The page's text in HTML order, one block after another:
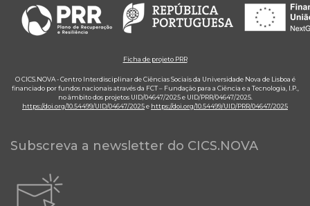
Ficha de projeto PRR
O CICS.NOVA - Centro Interdisciplinar de Ciências Sociais da Universidade Nova de Lisboa é
financiado por fundos nacionais através da FCT – Fundação para a Ciência e a Tecnologia, I.P.,
no âmbito dos projetos UID/04647/2025 e UID/PRR/04647/2025.
https://doi.org/10.54499/UID/04647/2025e https://doi.org/10.54499/UID/PRR/04647/2025
Subscreva a newsletter do CICS.NOVA